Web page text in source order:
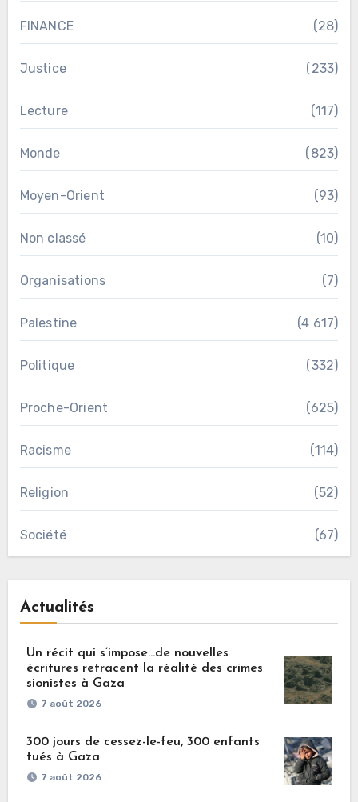
FINANCE (28)
Justice (233)
Lecture (117)
Monde (823)
Moyen-Orient (93)
Non classé (10)
Organisations (7)
Palestine (4 617)
Politique (332)
Proche-Orient (625)
Racisme (114)
Religion (52)
Société (67)
Actualités
Un récit qui s’impose…de nouvelles
écritures retracent la réalité des crimes
sionistes à Gaza
7 août 2026
300 jours de cessez-le-feu, 300 enfants
tués à Gaza
7 août 2026